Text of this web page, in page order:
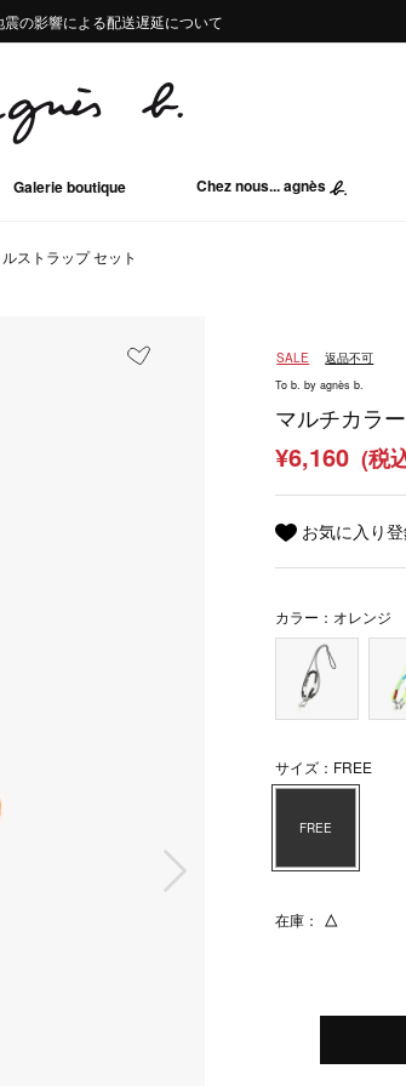
の影響による配送遅延について
Sale 2buy10%OFF!!
の影響による配送遅延について
Sale 2buy10%OFF!!
Galerie boutique Chez nous... agnès
ストラップ セット
SALE 返品不可
To b. by agnès b.
マルチカラ
¥6,160 (税
お気に入り
カラー：オレンジ
サイズ：FREE
FREE
在庫： △